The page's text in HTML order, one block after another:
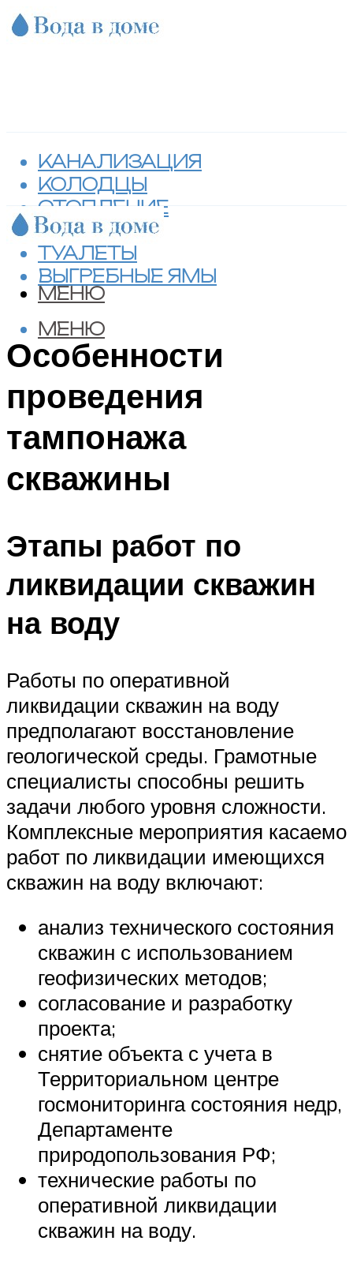
КАНАЛИЗАЦИЯ
КОЛОДЦЫ
ОТОПЛЕНИЕ
СЕПТИКИ
ТУАЛЕТЫ
ВЫГРЕБНЫЕ ЯМЫ
МЕНЮ
МЕНЮ
Особенности
проведения
тампонажа
скважины
Этапы работ по
ликвидации скважин
на воду
Работы по оперативной
ликвидации скважин на воду
предполагают восстановление
геологической среды. Грамотные
специалисты способны решить
задачи любого уровня сложности.
Комплексные мероприятия касаемо
работ по ликвидации имеющихся
скважин на воду включают:
анализ технического состояния
скважин с использованием
геофизических методов;
согласование и разработку
проекта;
снятие объекта с учета в
Территориальном центре
госмониторинга состояния недр,
Департаменте
природопользования РФ;
технические работы по
оперативной ликвидации
скважин на воду.